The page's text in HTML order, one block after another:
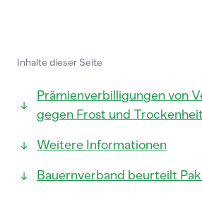
Inhalte dieser Seite
Prämienverbilligungen von
gegen Frost und Trockenheit
Weitere Informationen
Bauernverband beurteilt